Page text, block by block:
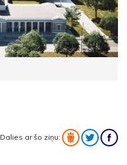
Dalies ar šo ziņu: